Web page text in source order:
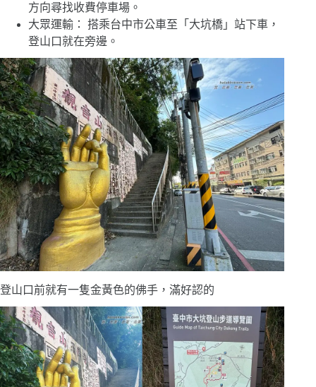
方向尋找收費停車場。
大眾運輸： 搭乘台中市公車至「大坑橋」站下車，
登山口就在旁邊。
登山口前就有一隻金黃色的佛手，滿好認的